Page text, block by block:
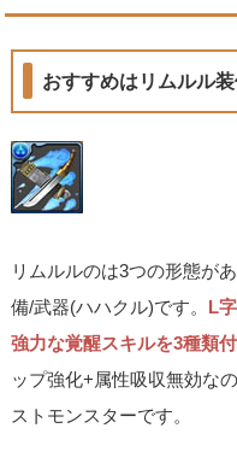
おすすめはリムルル
リムルルのは3つの形態が
備/武器(ハハクル)です。 L
強力な覚醒スキルを3種類
ップ強化+属性吸収無効な
ストモンスターです。